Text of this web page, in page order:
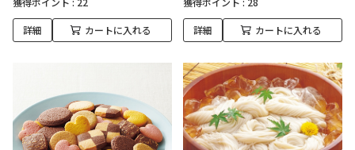
詳細 カートに入れる 詳細 カートに入れる